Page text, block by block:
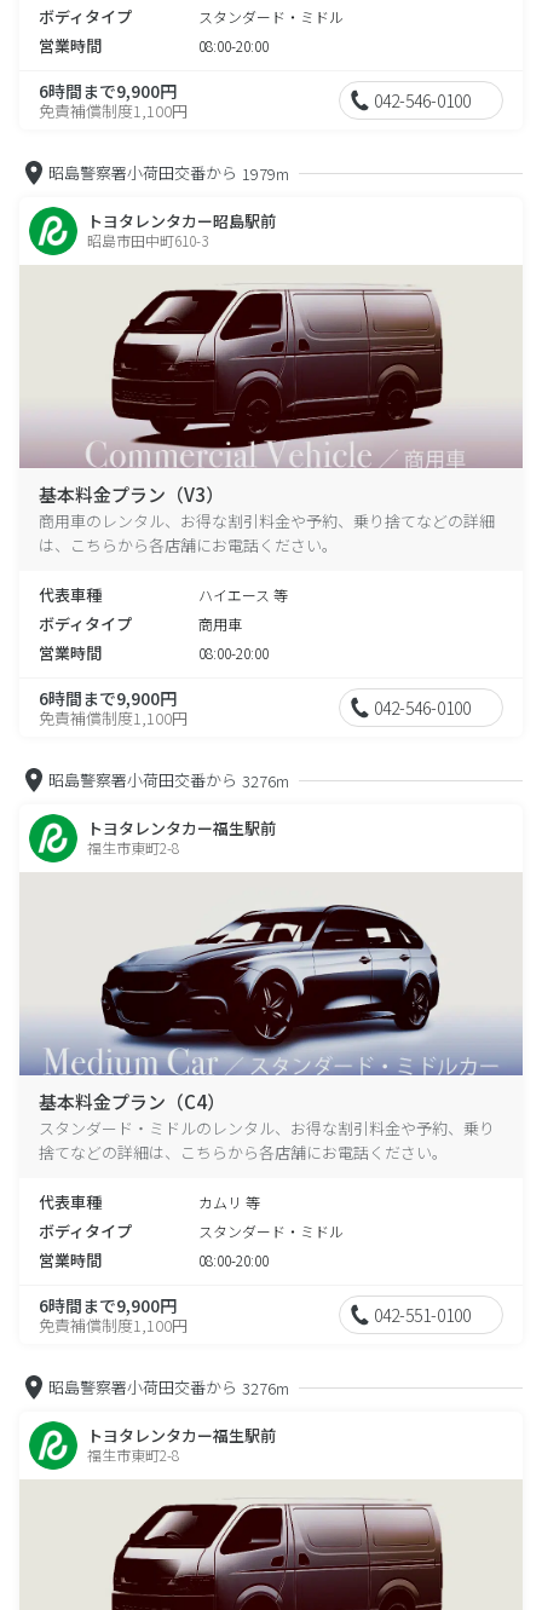
ボディタイプ スタンダード・ミドル
営業時間 08:00-20:00
6時間まで9,900円
免責補償制度1,100円 042-546-0100
昭島警察署小荷田交番から 1979m
トヨタレンタカー昭島駅前
昭島市田中町610-3
基本料金プラン（V3）
商用車のレンタル、お得な割引料金や予約、乗り捨てなどの詳細
は、こちらから各店舗にお電話ください。
代表車種 ハイエース 等
ボディタイプ 商用車
営業時間 08:00-20:00
6時間まで9,900円
免責補償制度1,100円 042-546-0100
昭島警察署小荷田交番から 3276m
トヨタレンタカー福生駅前
福生市東町2-8
基本料金プラン（C4）
スタンダード・ミドルのレンタル、お得な割引料金や予約、乗り
捨てなどの詳細は、こちらから各店舗にお電話ください。
代表車種 カムリ 等
ボディタイプ スタンダード・ミドル
営業時間 08:00-20:00
6時間まで9,900円
免責補償制度1,100円 042-551-0100
昭島警察署小荷田交番から 3276m
トヨタレンタカー福生駅前
福生市東町2-8